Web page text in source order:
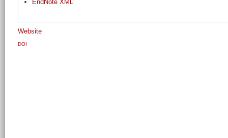
EndNote XML
Website
DOI